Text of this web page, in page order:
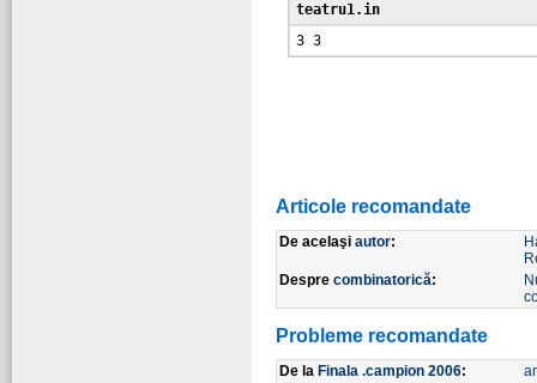
teatru1.in
Articole recomandate
De acelaşi autor:
Despre combinatorică:
Probleme recomandate
De la Finala .campion 2006: